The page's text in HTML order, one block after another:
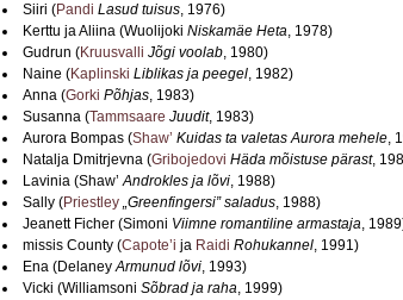
Siiri (Pandi Lasud tuisus, 1976)
Kerttu ja Aliina (Wuolijoki Niskamäe Heta, 1978)
Gudrun (Kruusvalli Jõgi voolab, 1980)
Naine (Kaplinski Liblikas ja peegel, 1982)
Anna (Gorki Põhjas, 1983)
Susanna (Tammsaare Juudit, 1983)
Aurora Bompas (Shaw’ Kuidas ta valetas Aurora mehele,
Natalja Dmitrjevna (Gribojedovi Häda mõistuse pärast,
Lavinia (Shaw’Androkles ja lõvi, 1988)
Sally (Priestley „Greenfingersi” saladus, 1988)
Jeanett Ficher (Simoni Viimne romantiline armastaja,
missis County (Capote’i ja Raidi Rohukannel, 1991)
Ena (DelaneyArmunud lõvi, 1993)
Vicki (Williamsoni Sõbrad ja raha, 1999)